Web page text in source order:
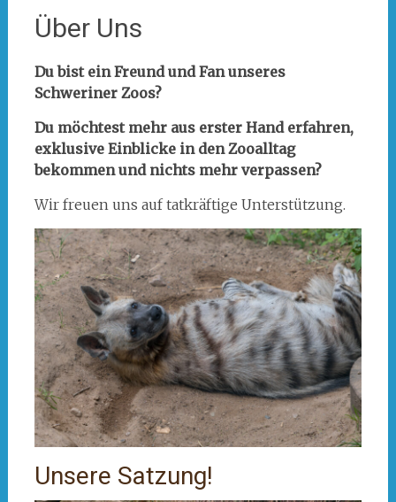
Über Uns
Du bist ein Freund und Fan unseres
Schweriner Zoos?
Du möchtest mehr aus erster Hand erfahren,
exklusive Einblicke in den Zooalltag
bekommen und nichts mehr verpassen?
Wir freuen uns auf tatkräftige Unterstützung.
Unsere Satzung!